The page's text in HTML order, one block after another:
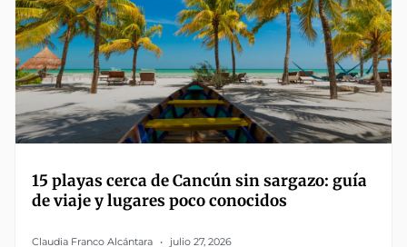
15 playas cerca de Cancún sin sargazo: guía
de viaje y lugares poco conocidos
Claudia Franco Alcántara julio 27, 2026